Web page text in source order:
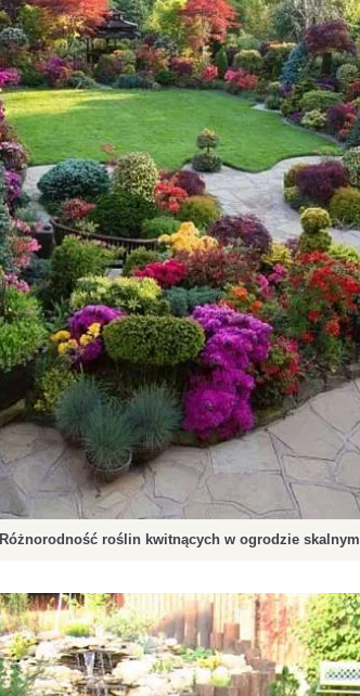
Różnorodność roślin kwitnących w ogrodzie skalnym